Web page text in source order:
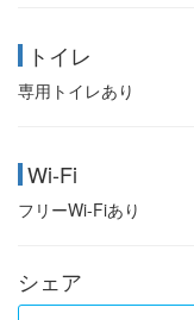
トイレ
専用トイレあり
Wi-Fi
フリーWi-Fiあり
シェア